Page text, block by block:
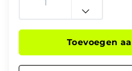
Toevoegen